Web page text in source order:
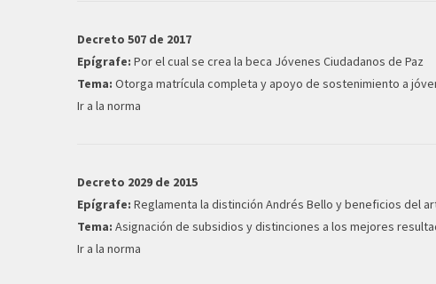
Decreto 507 de 2017
Epígrafe: Por el cual se crea la beca Jóvenes Ciudadanos de Paz
Tema: Otorga matrícula completa y apoyo de sostenimiento a
Ir a la norma
Decreto 2029 de 2015
Epígrafe: Reglamenta la distinción Andrés Bello y beneficios del
Tema: Asignación de subsidios y distinciones a los mejores
Ir a la norma